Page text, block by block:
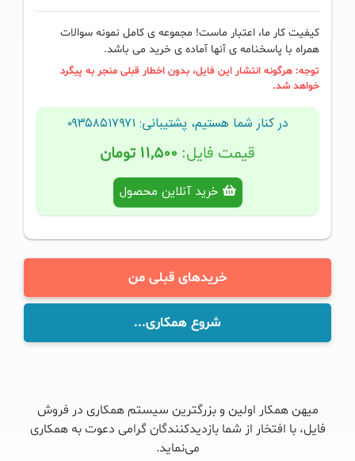
کیفیت کار ما، اعتبار ماست! مجموعه ی کامل نمونه سوالات
همراه با پاسخنامه ی آنها آماده ی خرید می باشد.
توجه: هرگونه انتشار این فایل، بدون اخطار قبلی منجر به پیگرد
خواهد شد.
در کنار شما هستیم، پشتیبانی: ۰۹۳۵۸۵۱۷۹۷۱
قیمت فایل: ۱۱,۵۰۰ تومان
خرید آنلاین محصول
خریدهای قبلی من
شروع همکاری...
میهن همکار اولین و بزرگترین سیستم همکاری در فروش
فایل، با افتخار از شما بازدیدکنندگان گرامی دعوت به همکاری
می‌نماید.